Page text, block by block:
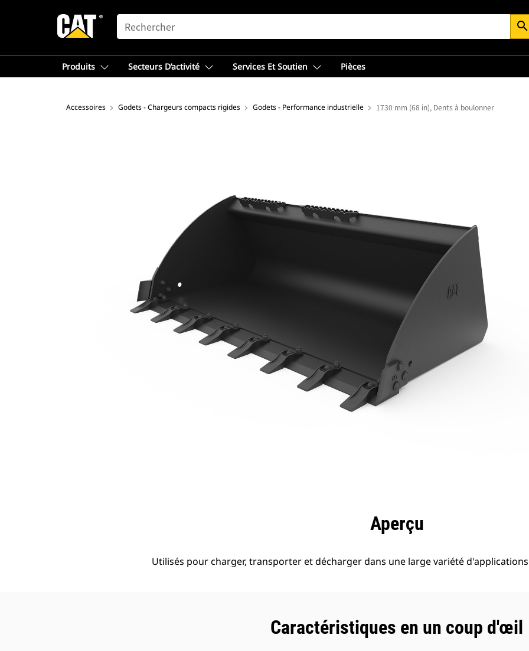
SEARCH search
Produits Secteurs D’activité Services Et Soutien Pièces
Accessoires Godets - Chargeurs compacts rigides Godets - Performance industrielle 1730 mm (68 in), Dents à boulonner
Aperçu
Utilisés pour charger, transporter et décharger dans une large variété
Caractéristiques en un coup d'œil